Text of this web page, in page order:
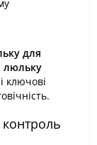
для
люльку
ключові